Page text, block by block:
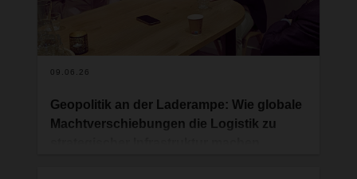
sich das System grundsätzlich resilienter
aufstellen lässt. Ein Beitrag von Alexander Tonn,
COO Road Logistics bei DACHSER.
09.06.26
Geopolitik an der Laderampe: Wie globale
Machtverschiebungen die Logistik zu